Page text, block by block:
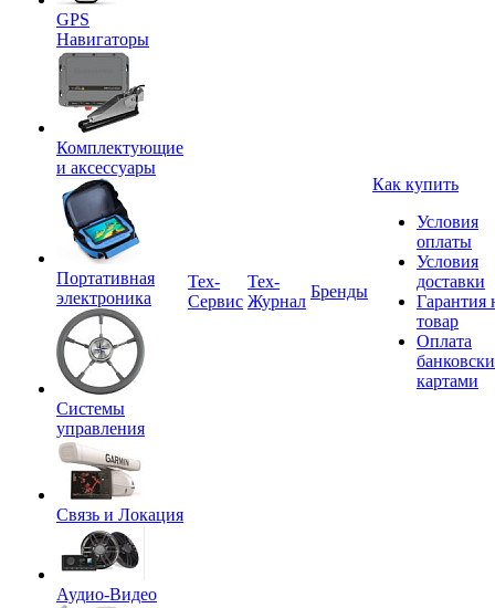
GPS
Навигаторы
Комплектующие
и аксессуары
Портативная
электроника
Системы
управления
Связь и Локация
Аудио-Видео
Tex-
Сервис
Тех-
Журнал
Бренды
Как купить
Условия
оплаты
Условия
доставки
Гарантия
товар
Оплата
картами